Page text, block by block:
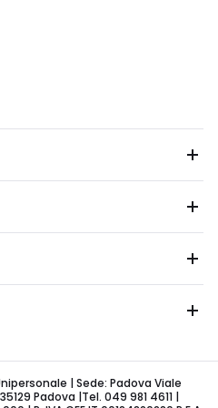
| Sede: Padova Viale
Padova |Tel. 049 981 4611 |